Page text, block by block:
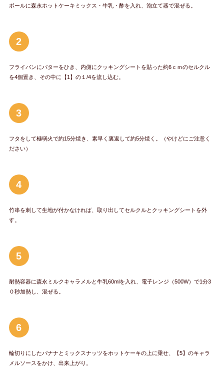
ボールに森永ホットケーキミックス・牛乳・酢を入れ、泡立て器で混ぜる。
2
フライパンにバターをひき、内側にクッキングシートを貼った約6ｃｍのセルクル
を4個置き、その中に【1】の１/4を流し込む。
3
フタをして極弱火で約15分焼き、素早く裏返して約5分焼く。（やけどにご注意く
ださい）
4
竹串を刺して生地が付かなければ、取り出してセルクルとクッキングシートを外
す。
5
耐熱容器に森永ミルクキャラメルと牛乳60mlを入れ、電子レンジ（500W）で1分3
０秒加熱し、混ぜる。
6
輪切りにしたバナナとミックスナッツをホットケーキの上に乗せ、【5】のキャラ
メルソースをかけ、出来上がり。